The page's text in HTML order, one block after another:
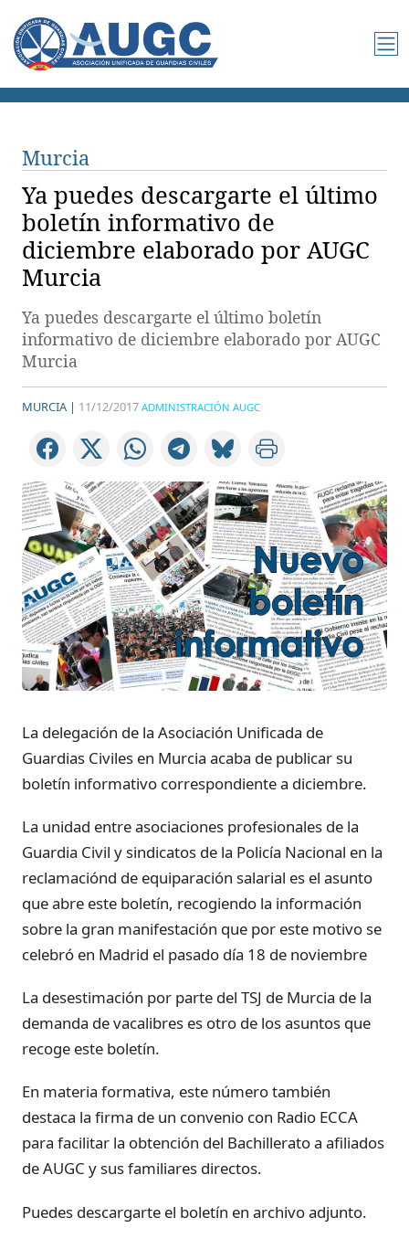
Murcia
Ya puedes descargarte el último
boletín informativo de
diciembre elaborado por AUGC
Murcia
Ya puedes descargarte el último boletín
informativo de diciembre elaborado por AUGC
Murcia
MURCIA | 11/12/2017 ADMINISTRACIÓN AUGC
La delegación de la Asociación Unificada de
Guardias Civiles en Murcia acaba de publicar su
boletín informativo correspondiente a diciembre.
La unidad entre asociaciones profesionales de la
Guardia Civil y sindicatos de la Policía Nacional en la
reclamaciónd de equiparación salarial es el asunto
que abre este boletín, recogiendo la información
sobre la gran manifestación que por este motivo se
celebró en Madrid el pasado día 18 de noviembre
La desestimación por parte del TSJ de Murcia de la
demanda de vacalibres es otro de los asuntos que
recoge este boletín.
En materia formativa, este número también
destaca la firma de un convenio con Radio ECCA
para facilitar la obtención del Bachillerato a afiliados
de AUGC y sus familiares directos.
Puedes descargarte el boletín en archivo adjunto.